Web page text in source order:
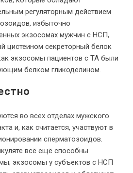
регуляторным действием
избыточно
экзосомах мужчин с НСП,
цистеином секреторный белок
экзосомы пациентов с ТА были
белком гликоделином.
во всех отделах мужского
и, как считается, участвуют в
сперматозоидов.
всё ещё способны
экзосомы у субъектов с НСП